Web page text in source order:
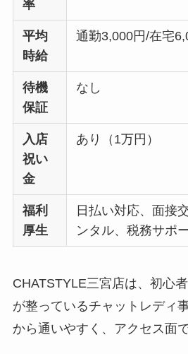
率
平均
時給
通勤3,000円/在宅
待機
保証
なし
入店
祝い
金
あり（1万円）
福利
厚生
日払い対応、面接
ンタル、税務サポ
CHATSTYLE三宮店は、初心
が整っているチャットレディ
から通いやすく、アクセス面